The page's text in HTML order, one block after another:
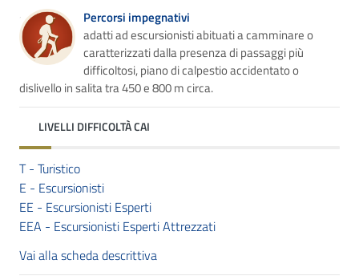
Percorsi impegnativi
adatti ad escursionisti abituati a camminare o
caratterizzati dalla presenza di passaggi più
difficoltosi, piano di calpestio accidentato o
dislivello in salita tra 450 e 800 m circa.
LIVELLI DIFFICOLTÀ CAI
T - Turistico
E - Escursionisti
EE - Escursionisti Esperti
EEA - Escursionisti Esperti Attrezzati
Vai alla scheda descrittiva